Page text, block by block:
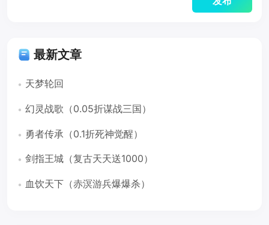
最新文章
天梦轮回
幻灵战歌（0.05折谋战三国）
勇者传承（0.1折死神觉醒）
剑指王城（复古天天送1000）
血饮天下（赤溟游兵爆爆杀）